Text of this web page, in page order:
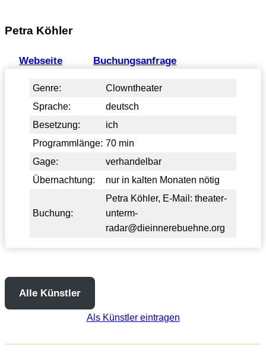
Petra Köhler
Webseite Buchungsanfrage
Genre:
Clowntheater
Sprache:
deutsch
Besetzung:
ich
Programmlänge: 70 min
Gage:
verhandelbar
Übernachtung:
nur in kalten Monaten nötig
Buchung:
Petra Köhler, E-Mail: theater-
unterm-
radar@dieinnerebuehne.org
Alle Künstler
Als Künstler eintragen